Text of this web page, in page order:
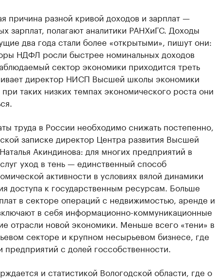
причина разной кривой доходов и зарплат —
зарплат, полагают аналитики РАНХиГС. Доходы
два года стали более «открытыми», пишут они:
НДФЛ росли быстрее номинальных доходов
сектор экономики приходится треть
директор НИСП Высшей школы экономики
таких низких темпах экономического роста они
труда в России необходимо снижать постепенно,
записке директор Центра развития Высшей
Акиндинова: для многих предприятий в
уход в тень — единственный способ
активности в условиях вялой динамики
доступа к государственным ресурсам. Больше
в секторе операций с недвижимостью, аренде и
в себя информационно-коммуникационные
отрасли новой экономики. Меньше всего «тени» в
секторе и крупном несырьевом бизнесе, где
с долей госсобственности.
и статистикой Вологодской области, где о